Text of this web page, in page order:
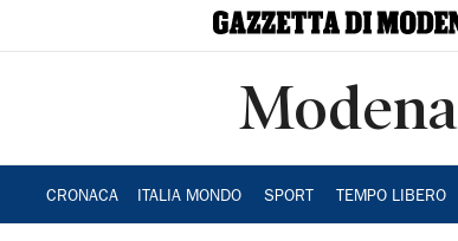
Modena
CRONACA ITALIA MONDO SPORT TEMPO LIBERO